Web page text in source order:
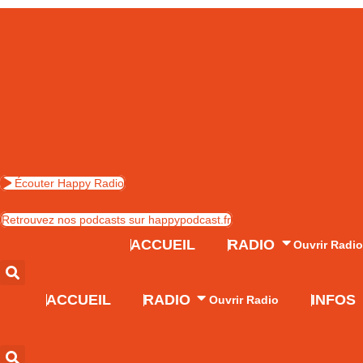
Skip
Écouter Happy Radio
Retrouvez nos podcasts sur happypodcast.fr
ACCUEIL RADIO Ouvrir Radio
ACCUEIL RADIO Ouvrir Radio INFOS